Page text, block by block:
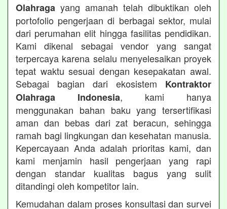
Olahraga yang amanah telah dibuktikan oleh
portofolio pengerjaan di berbagai sektor, mulai
dari perumahan elit hingga fasilitas pendidikan.
Kami dikenal sebagai vendor yang sangat
terpercaya karena selalu menyelesaikan proyek
tepat waktu sesuai dengan kesepakatan awal.
Sebagai bagian dari ekosistem Kontraktor
Olahraga Indonesia, kami hanya
menggunakan bahan baku yang tersertifikasi
aman dan bebas dari zat beracun, sehingga
ramah bagi lingkungan dan kesehatan manusia.
Kepercayaan Anda adalah prioritas kami, dan
kami menjamin hasil pengerjaan yang rapi
dengan standar kualitas bagus yang sulit
ditandingi oleh kompetitor lain.
Kemudahan dalam proses konsultasi dan survei